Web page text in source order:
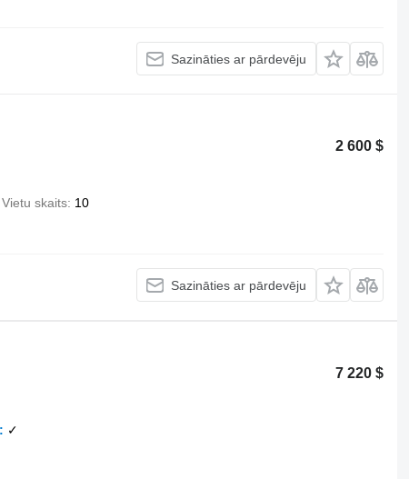
Sazināties ar pārdevēju
2 600 $
Vietu skaits 10
Sazināties ar pārdevēju
7 220 $
✓